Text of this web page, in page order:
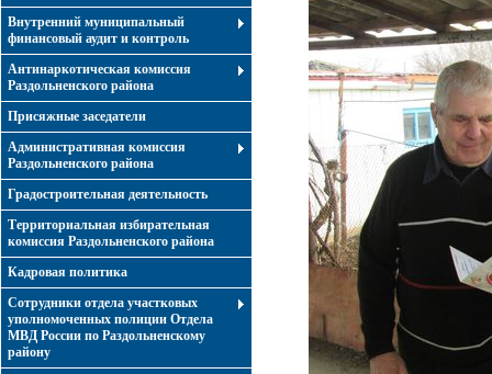
Внутренний муниципальный
финансовый аудит и контроль
Антинаркотическая комиссия
Раздольненского района
Присяжные заседатели
Административная комиссия
Раздольненского района
Градостроительная деятельность
Территориальная избирательная
комиссия Раздольненского района
Кадровая политика
Сотрудники отдела участковых
уполномоченных полиции Отдела
МВД России по Раздольненскому
району